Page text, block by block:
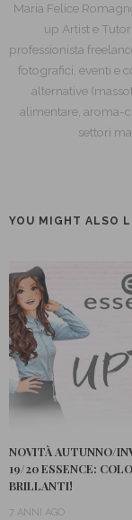
Maria Felice
up Artist e
professionista
fotografici, eventi e
alternative
alimentare, aroma-
settori
YOU MIGHT ALSO
NOVITÀ AUTUNNO/
19/20 ESSENCE:
BRILLANTI!
7 ANNI AGO